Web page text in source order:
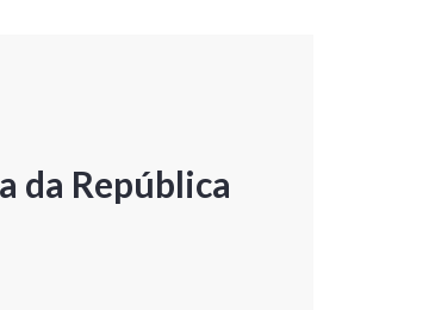
da República